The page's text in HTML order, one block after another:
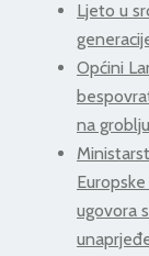
Ljeto u
Općini
na
ugovora